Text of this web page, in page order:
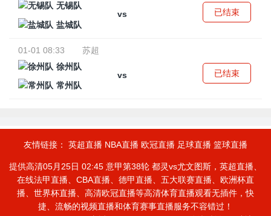
无锡队
vs
盐城队
已结束
01-01 08:33
苏超
徐州队
vs
常州队
已结束
友情链接： 英超直播 NBA直播 欧冠直播 足球直播 篮球直播
提供高清05月25日 02:45 意甲第38轮 都灵vs尤文图斯，英超直播、
在线法甲直播、CBA直播、德甲直播、五大联赛直播、欧洲杯直
播、世界杯直播、高清欧冠直播等高清体育直播观看无插件，快
捷、流畅的视频直播和体育赛事直播服务不容错过！